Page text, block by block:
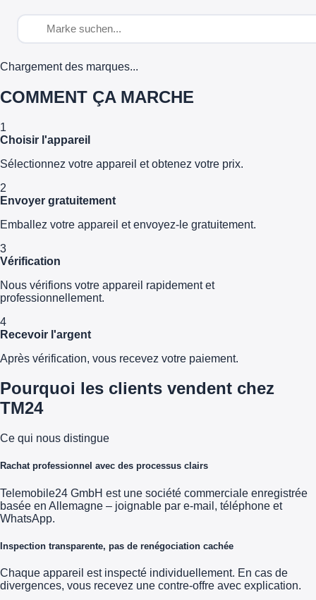
Chargement des marques...
COMMENT ÇA MARCHE
1
Choisir l'appareil
Sélectionnez votre appareil et obtenez votre prix.
2
Envoyer gratuitement
Emballez votre appareil et envoyez-le gratuitement.
3
Vérification
Nous vérifions votre appareil rapidement et
professionnellement.
4
Recevoir l'argent
Après vérification, vous recevez votre paiement.
Pourquoi les clients vendent chez
TM24
Ce qui nous distingue
Rachat professionnel avec des processus clairs
Telemobile24 GmbH est une société commerciale enregistrée
basée en Allemagne – joignable par e-mail, téléphone et
WhatsApp.
Inspection transparente, pas de renégociation cachée
Chaque appareil est inspecté individuellement. En cas de
divergences, vous recevez une contre-offre avec explication.